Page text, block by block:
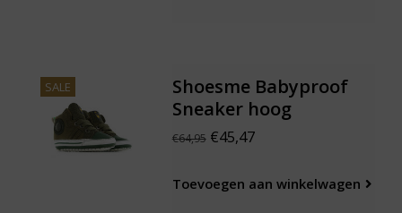
SALE
Shoesme Babyproof
Sneaker hoog
€64,95€45,47
Toevoegen aan winkelwagen